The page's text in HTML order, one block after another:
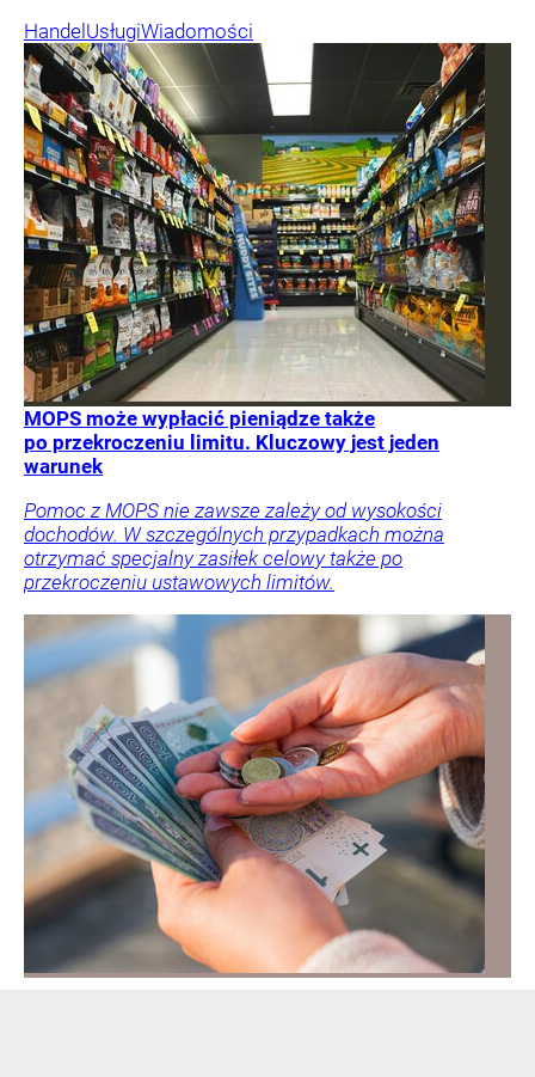
HandelUsługiWiadomości
MOPS może wypłacić pieniądze także
po przekroczeniu limitu. Kluczowy jest jeden
warunek
Pomoc z MOPS nie zawsze zależy od wysokości
dochodów. W szczególnych przypadkach można
otrzymać specjalny zasiłek celowy także po
przekroczeniu ustawowych limitów.